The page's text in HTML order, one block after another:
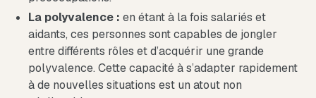
La polyvalence : en étant à la fois salariés et
aidants, ces personnes sont capables de jongler
entre différents rôles et d’acquérir une grande
polyvalence. Cette capacité à s’adapter rapidement
à de nouvelles situations est un atout non